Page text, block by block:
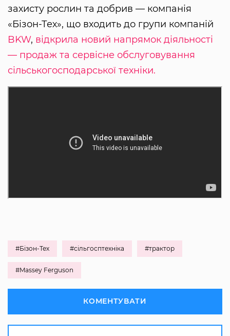
захисту рослин та добрив — компанія
«Бізон-Тех», що входить до групи компаній
BKW, відкрила новий напрямок діяльності
— продаж та сервісне обслуговування
сільськогосподарської техніки.
#Бізон-Тех #сільгосптехніка #трактор
#Massey Ferguson
КОМЕНТУВАТИ